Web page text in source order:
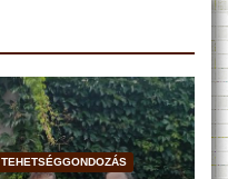
TEHETSÉGGONDOZÁS